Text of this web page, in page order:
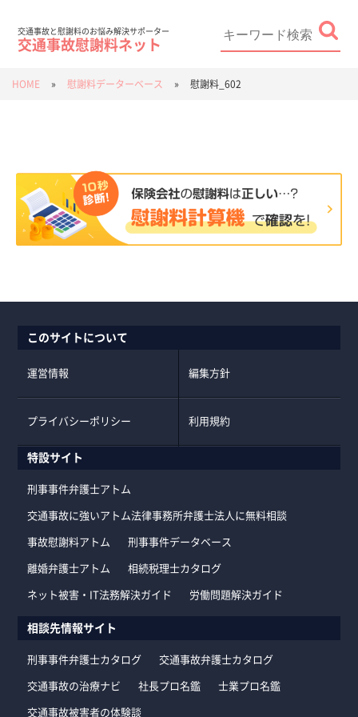
交通事故と慰謝料のお悩み解決サポーター
交通事故慰謝料ネット
HOME » 慰謝料データーベース » 慰謝料_602
このサイトについて
運営情報 編集方針
プライバシーポリシー 利用規約
特設サイト
刑事事件弁護士アトム
交通事故に強いアトム法律事務所弁護士法人に無料相談
事故慰謝料アトム 刑事事件データベース
離婚弁護士アトム 相続税理士カタログ
ネット被害・IT法務解決ガイド 労働問題解決ガイド
相談先情報サイト
刑事事件弁護士カタログ 交通事故弁護士カタログ
交通事故の治療ナビ 社長プロ名鑑 士業プロ名鑑
交通事故被害者の体験談